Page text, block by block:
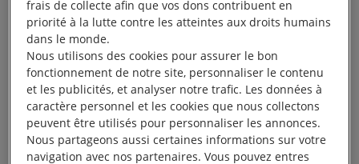
20 novembre, 2025
Tchad. Les autorités échouent à résoudre les
affrontements meurtriers entre éleveurs et
frais de collecte afin que vos dons contribuent en
priorité à la lutte contre les atteintes aux droits humains
dans le monde.
Nous utilisons des cookies pour assurer le bon
fonctionnement de notre site, personnaliser le contenu
et les publicités, et analyser notre trafic. Les données à
caractère personnel et les cookies que nous collectons
peuvent être utilisés pour personnaliser les annonces.
Nous partageons aussi certaines informations sur votre
navigation avec nos partenaires. Vous pouvez entres